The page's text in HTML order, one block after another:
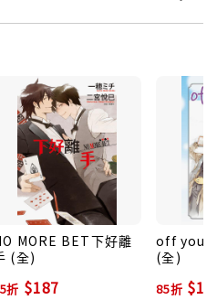
MORE BET下好離
(全)
折 $187
off you
(全)
85折